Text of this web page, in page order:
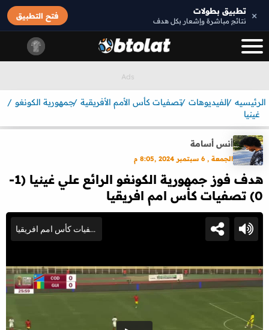
× تطبيق بطولات
نتائج مباشرة وإشعار بكل هدف
فتح التطبيق
الرئيسيه الفيديوهات تصفيات كأس الأمم الأفريقية جمهورية الكونغو
غينيا
أنس أسامة
الجمعة , 6 سبتمبر 2024 ,8:05 م
هدف فوز جمهورية الكونغو الرائع علي غينيا (1-
0) تصفيات كأس امم افريقيا